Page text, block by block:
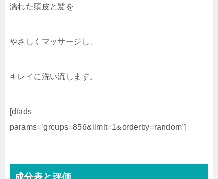
濡れた頭皮と髪を
やさしくマッサージし、
キレイに洗い流します。
[dfads
params=’groups=856&limit=1&orderby=random’]
成分表と評価